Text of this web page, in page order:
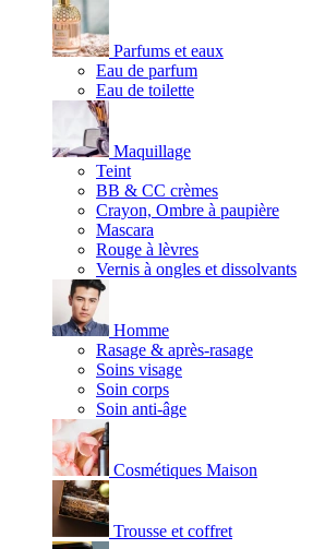
Parfums et eaux
Eau de parfum
Eau de toilette
Maquillage
Teint
BB & CC crèmes
Crayon, Ombre à paupière
Mascara
Rouge à lèvres
Vernis à ongles et dissolvants
Homme
Rasage & après-rasage
Soins visage
Soin corps
Soin anti-âge
Cosmétiques Maison
Trousse et coffret